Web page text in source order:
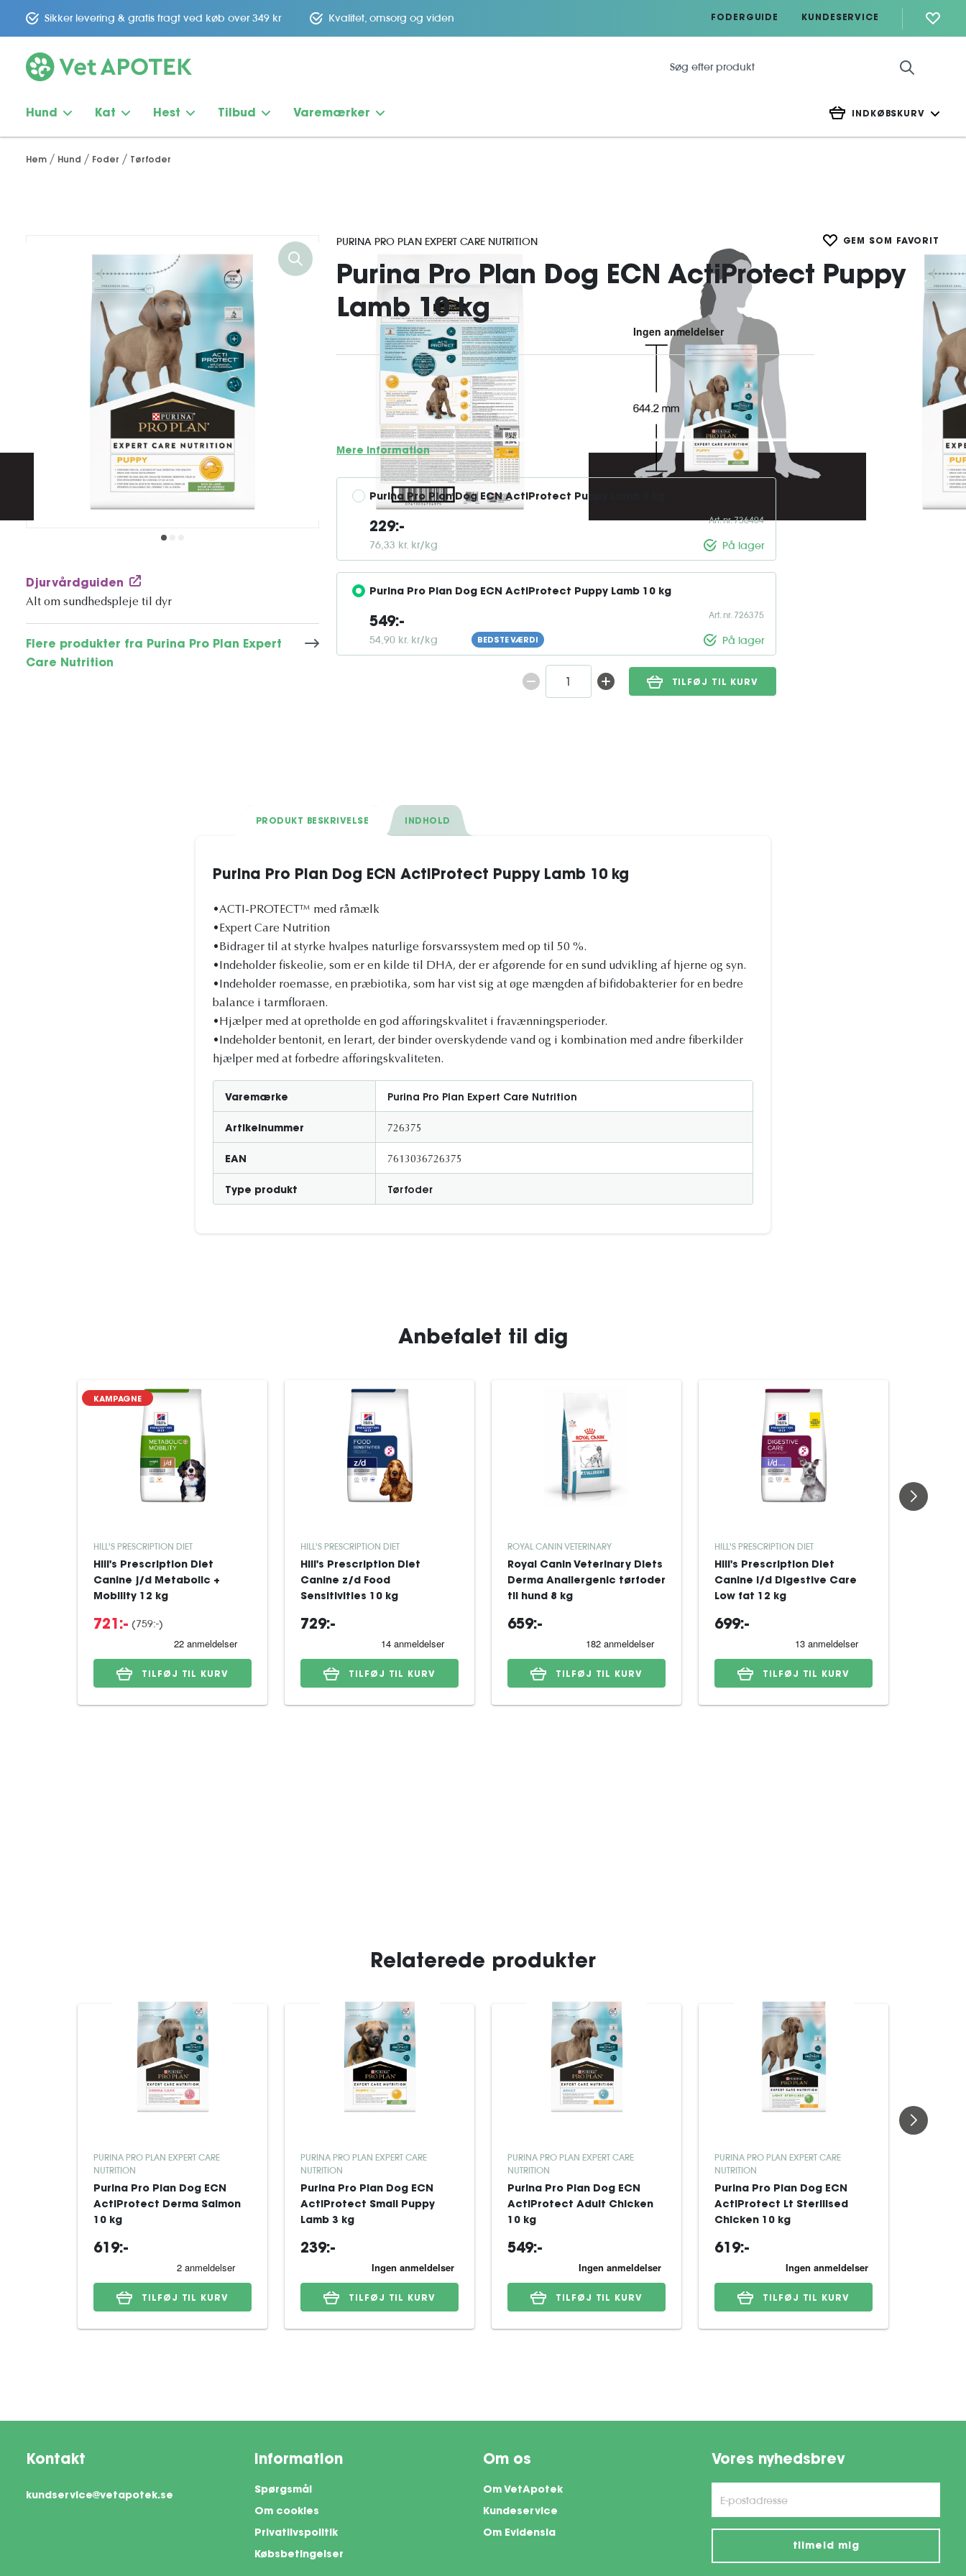
Sikker levering & gratis fragt ved køb over 349 kr Kvalitet, omsorg og viden FODERGUIDE KUNDESERVICE
Hund Kat Hest Tilbud Varemærker INDKØBSKURV
Hem Hund Foder Tørfoder
Djurvårdguiden
Alt om sundhedspleje til dyr
Flere produkter fra Purina Pro Plan Expert
Care Nutrition
PURINA PRO PLAN EXPERT CARE NUTRITION GEM SOM FAVORIT
Purina Pro Plan Dog ECN ActiProtect Puppy
Lamb 10 kg
•ACTI-PROTECT™ med råmælk •Expert Care Nutrition •Bidrager til at styrke hvalpes
naturlige forsvarssystem med op til 50 %. •Indeholder fiskeolie, som er en kilde til DHA,
der er afgørende for en sund udvikling af hjerne og syn. •Indeholder roemasse, en
præbiotika, som har vist sig at øge mængden af...
Mere information
Purina Pro Plan Dog ECN ActiProtect Puppy Lamb 3 kg
229:-
76,33 kr. kr/kg
Art. nr. 736404
På lager
Purina Pro Plan Dog ECN ActiProtect Puppy Lamb 10 kg
549:-
54,90 kr. kr/kg BEDSTE VÆRDI
Art. nr. 726375
På lager
TILFØJ TIL KURV
PRODUKT BESKRIVELSE INDHOLD
Purina Pro Plan Dog ECN ActiProtect Puppy Lamb 10 kg
•ACTI-PROTECT™ med råmælk
•Expert Care Nutrition
•Bidrager til at styrke hvalpes naturlige forsvarssystem med op til 50 %.
•Indeholder fiskeolie, som er en kilde til DHA, der er afgørende for en sund udvikling af hjerne og syn.
•Indeholder roemasse, en præbiotika, som har vist sig at øge mængden af bifidobakterier for en bedre
balance i tarmfloraen.
•Hjælper med at opretholde en god afføringskvalitet i fravænningsperioder.
•Indeholder bentonit, en lerart, der binder overskydende vand og i kombination med andre fiberkilder
hjælper med at forbedre afføringskvaliteten.
Varemærke Purina Pro Plan Expert Care Nutrition
Artikelnummer 726375
EAN 7613036726375
Type produkt Tørfoder
Anbefalet til dig
KAMPAGNE
HILL'S PRESCRIPTION DIET
Hill's Prescription Diet
Canine j/d Metabolic +
Mobility 12 kg
721:- (759:-)
TILFØJ TIL KURV
HILL'S PRESCRIPTION DIET
Hill's Prescription Diet
Canine z/d Food
Sensitivities 10 kg
729:-
TILFØJ TIL KURV
ROYAL CANIN VETERINARY
Royal Canin Veterinary Diets
Derma Anallergenic tørfoder
til hund 8 kg
659:-
TILFØJ TIL KURV
HILL'S PRESCRIPTION DIET
Hill's Prescription Diet
Canine i/d Digestive Care
Low fat 12 kg
699:-
TILFØJ TIL KURV
Relaterede produkter
PURINA PRO PLAN EXPERT CARE
NUTRITION
Purina Pro Plan Dog ECN
ActiProtect Derma Salmon
10 kg
619:-
TILFØJ TIL KURV
PURINA PRO PLAN EXPERT CARE
NUTRITION
Purina Pro Plan Dog ECN
ActiProtect Small Puppy
Lamb 3 kg
239:-
TILFØJ TIL KURV
PURINA PRO PLAN EXPERT CARE
NUTRITION
Purina Pro Plan Dog ECN
ActiProtect Adult Chicken
10 kg
549:-
TILFØJ TIL KURV
PURINA PRO PLAN EXPERT CARE
NUTRITION
Purina Pro Plan Dog ECN
ActiProtect Lt Sterilised
Chicken 10 kg
619:-
TILFØJ TIL KURV
Kontakt
kundservice@vetapotek.se
Information
Spørgsmål
Om cookies
Privatlivspolitik
Købsbetingelser
Om os
Om VetApotek
Kundeservice
Om Evidensia
Vores nyhedsbrev
tilmeld mig